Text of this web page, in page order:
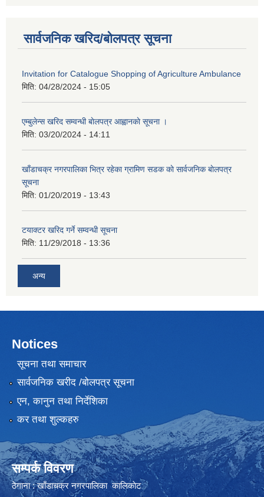
सार्वजनिक खरिद/बोलपत्र सूचना
Invitation for Catalogue Shopping of Agriculture Ambulance
मिति: 04/28/2024 - 15:05
एम्बुलेन्स खरिद सम्वन्धी बाेलपत्र आह्वानकाे सूचना ।
मिति: 03/20/2024 - 14:11
खाँडाचक्र नगरपालिका भित्र रहेका ग्रामिण सडक काे सार्वजनिक बाेलपत्र
सूचना
मिति: 01/20/2019 - 13:43
टयाक्टर खरिद गर्ने सम्वन्धी सूचना
मिति: 11/29/2018 - 13:36
अन्य
Notices
सूचना तथा समाचार
सार्वजनिक खरीद /बोलपत्र सूचना
एन, कानुन तथा निर्देशिका
कर तथा शुल्कहरु
सम्पर्क विवरण
ठेगाना : खाँडाचक्र नगरपालिका कालिकाेट